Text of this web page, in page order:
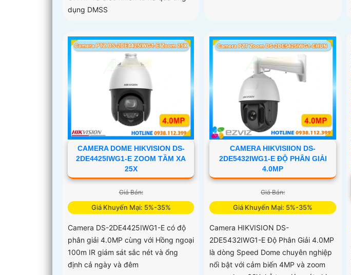
dụng DMSS
CAMERA DOME HIKVISION DS-
2DE4425IWG1-E ZOOM TẦM XA
25X
Giá Bán:
Giá Khuyến Mại: 5%-35%
Camera DS-2DE4425IWG1-E có độ
phân giải 4.0MP cùng với Hồng ngoại
100m IR giám sát sắc nét và ổng
định cả ngày và đêm
CAMERA HIKVISIION DS-
2DE5432IWG1-E ĐỘ PHÂN GIẢI
4.0MP
Giá Bán:
Giá Khuyến Mại: 5%-35%
Camera HIKVISION DS-
2DE5432IWG1-E Độ Phân Giải 4.0MP
là dòng Speed Dome chuyên nghiệp
nổi bật với cảm biến 4MP và zoom